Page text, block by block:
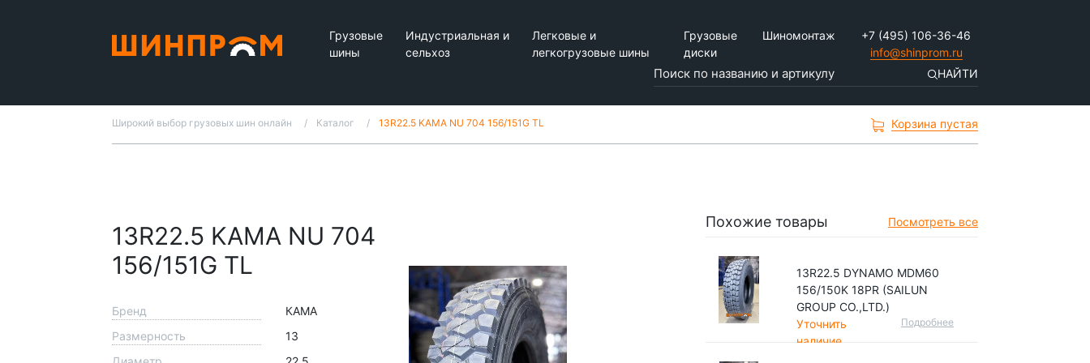
Грузовые
шины
Индустриальная и
сельхоз
Легковые и
легкогрузовые шины
Грузовые
диски
Шиномонтаж
+7 (495) 106-36-46
info@shinprom.ru
НАЙТИ
Широкий выбор грузовых шин онлайн Каталог 13R22.5 KAMA NU 704 156/151G TL Корзина пустая
13R22.5 KAMA NU 704
156/151G TL
Бренд
КАМА
Размерность
13
Похожие товары Посмотреть все
13R22.5 DYNAMO MDM60
156/150K 18PR (SAILUN
GROUP CO.,LTD.)
Уточнить
наличие
Подробнее